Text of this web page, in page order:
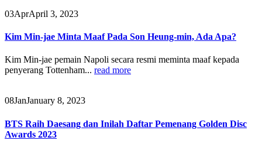
03AprApril 3, 2023
Kim Min-jae Minta Maaf Pada Son Heung-min, Ada Apa?
Kim Min-jae pemain Napoli secara resmi meminta maaf kepada
penyerang Tottenham... read more
08JanJanuary 8, 2023
BTS Raih Daesang dan Inilah Daftar Pemenang Golden Disc
Awards 2023